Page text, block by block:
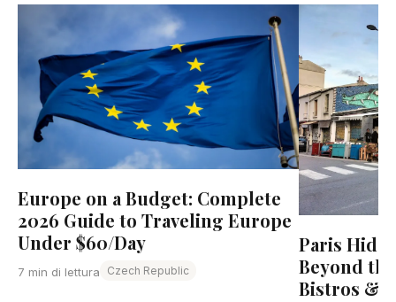
Europe on a Budget: Complete
2026 Guide to Traveling Europe
Under $60/Day
7 min di lettura Czech Republic
Paris
Beyond
Bistros &